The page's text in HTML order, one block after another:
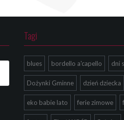
Tagi
blues bordello a'capello dni
Dożynki Gminne dzień dziecka
eko babie lato ferie zimowe